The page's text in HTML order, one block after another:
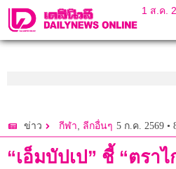
1 ส.ค.
ข่าว กีฬา, ลีกอื่นๆ 5 ก.ค. 2569 •
“เอ็มบัปเป” ชี้ “ตรา